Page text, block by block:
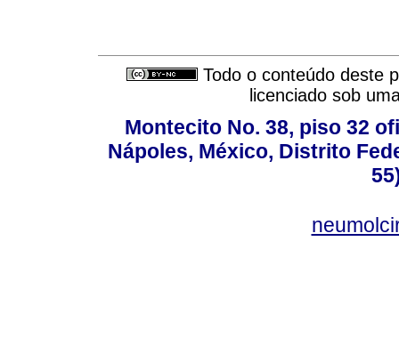
Todo o conteúdo deste
licenciado sob
Montecito No. 38, piso 32
Nápoles, México, Distrito